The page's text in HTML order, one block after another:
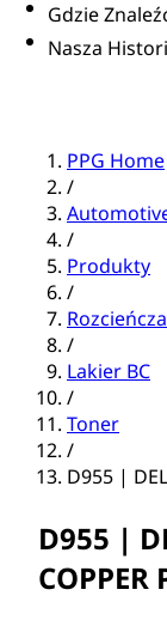
Gdzie
Nasza
PPG Home
/
/
Produkty
/
/
Lakier BC
/
Toner
/
D955 |
D955 |
COPPER